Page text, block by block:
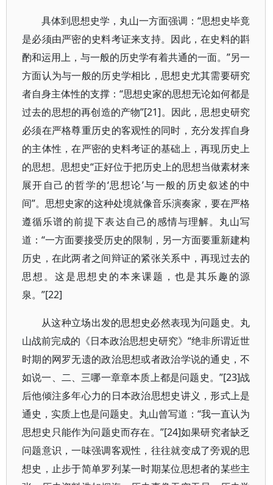
具体到思想史学，丸山一方面强调：“思想史毕竟
是必须由严密的史料考证来支持。因此，在史料的斟
酌和运用上，与一般的历史学有着共通的一面。”另一
方面认为与一般的历史学相比，思想史尤其需要研究
者自身主体性的支撑：“思想史家的思想无论如何都是
过去的思想的再创造的产物”[21]。因此，思想史研究
必须在严格尊重历史的客观性的同时，充分发挥自身
的主体性，在严密的史料考证的基础上，再现历史上
的思想。思想史“正好位于把历史上的思想当做素材来
展开自己的哲学的‘思想论’与一般的历史叙述的中
间”。思想史家的这种处境就像音乐演奏家，要在严格
遵循乐谱的前提下表达自己的感情与理解。丸山写
道：“一方面要接受历史的限制，另一方面要重新建构
历史，在此两者之间辩证的紧张关系中，再现过去的
思想。这是思想史的本来课题，也是其乐趣的源
泉。”[22]
从这种立场出发的思想史必然表现为问题史。丸
山战前完成的《日本政治思想史研究》“绝非所谓近世
时期的网罗无遗的政治思想或者政治学说的通史，不
如说一、二、三哪一章章本质上都是问题史。”[23]战
后他倾注多年心力的日本政治思想史讲义，形式上是
通史，实质上也是问题史。丸山曾写道：“我一直认为
思想史只能作为问题史而存在。”[24]如果研究者缺乏
问题意识，一味强调客观性，往往就变成了旁观的思
想史，止步于简单罗列某一时期某位思想者的某些主